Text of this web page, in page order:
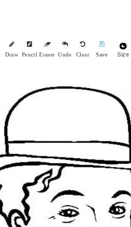
Draw Pencil Eraser Undo Clear Save Size